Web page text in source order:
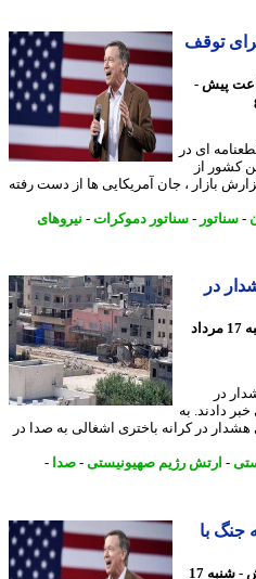
توقف
-
ای در
از
، جان آمریکایی ها از دست رفته
-سناتور دموکرات- نیروهای
در
8 ساعت پیش - شنبه 17 مرداد
به
در کرانه باختری اشغالی به صدا در
ارتش رژیم صهیونیستی-صدا -
با
8 ساعت پیش - شنبه 17